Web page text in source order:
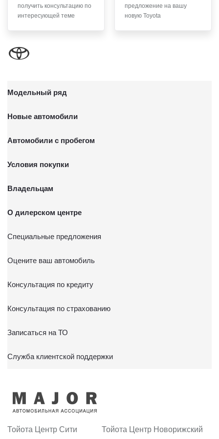
письменного заявления Обществу заказным почтовым
Алтуфьево, пр-д Автомобильный, стр. 5А/1.
получить консультацию по
интересующей теме
предложение на вашу
новую Toyota
Модельный ряд
Новые автомобили
Автомобили с пробегом
Условия покупки
Владельцам
О дилерском центре
Специальные предложения
Оцените ваш автомобиль
Консультация по кредиту
Консультация по страхованию
Записаться на ТО
Служба клиентской поддержки
Тойота Центр Сити Тойота Центр Новорижский